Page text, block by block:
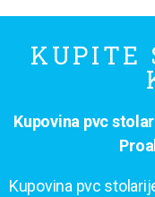
KUPITE
Kupovina pvc
Kupovina pvc